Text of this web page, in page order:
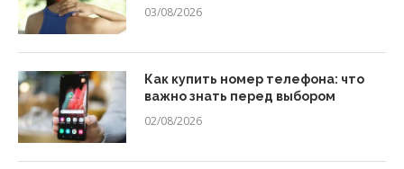
03/08/2026
Как купить номер телефона: что
важно знать перед выбором
02/08/2026